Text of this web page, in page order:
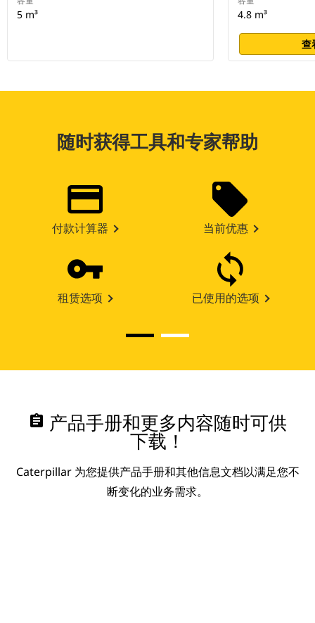
5 m³ 4.8 m³
查
随时获得工具和专家帮助
付款计算器 当前优惠
租赁选项 已使用的选项
assignment 产品手册和更多内容随时可供
下载！
Caterpillar 为您提供产品手册和其他信息文档以满足您不
断变化的业务需求。